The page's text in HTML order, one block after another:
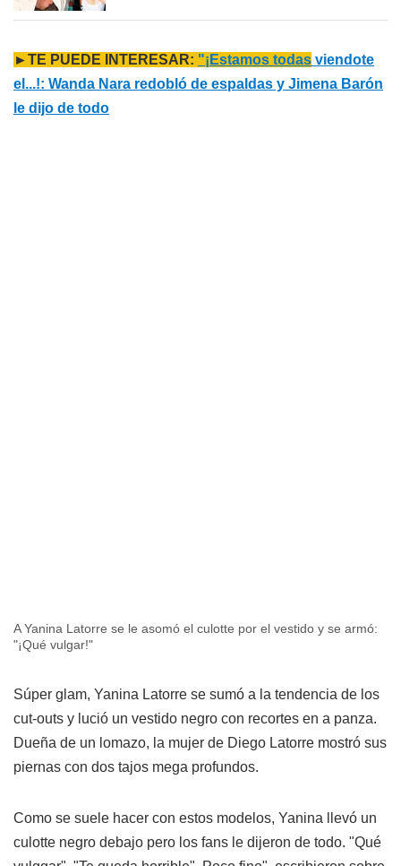
►TE PUEDE INTERESAR: "¡Estamos todas viendote
el...!: Wanda Nara redobló de espaldas y Jimena Barón
le dijo de todo
A Yanina Latorre se le asomó el culotte por el vestido y se armó:
"¡Qué vulgar!"
Súper glam, Yanina Latorre se sumó a la tendencia de los
cut-outs y lució un vestido negro con recortes en a panza.
Dueña de un lomazo, la mujer de Diego Latorre mostró sus
piernas con dos tajos mega profundos.
Como se suele hacer con estos modelos, Yanina llevó un
culotte negro debajo pero los fans le dijeron de todo. "Qué